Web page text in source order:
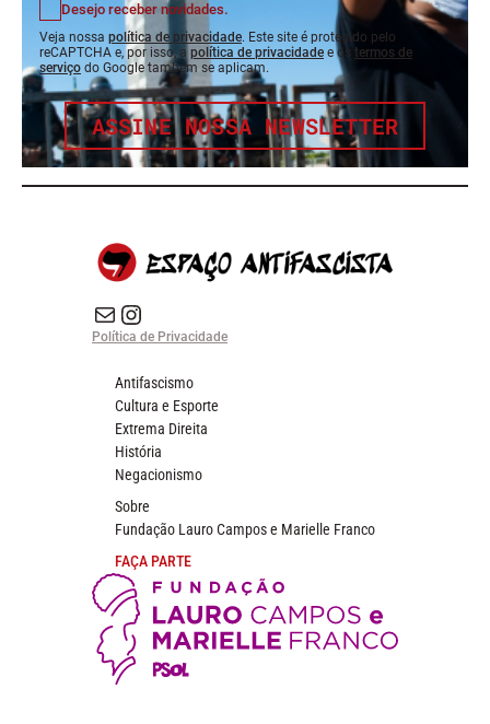
Desejo receber novidades.
Veja nossa política de privacidade. Este site é protegido pelo
reCAPTCHA e, por isso, a política de privacidade e os termos de
serviço do Google também se aplicam.
ASSINE NOSSA NEWSLETTER
E-mail Instagram do Espaço Antifascista
Política de Privacidade
Antifascismo
Cultura e Esporte
Extrema Direita
História
Negacionismo
Sobre
Fundação Lauro Campos e Marielle Franco
FAÇA PARTE